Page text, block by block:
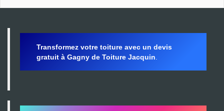
Transformez votre toiture avec un devis
gratuit à Gagny de Toiture Jacquin